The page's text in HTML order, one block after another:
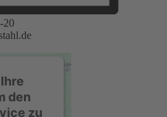
20
den
zu